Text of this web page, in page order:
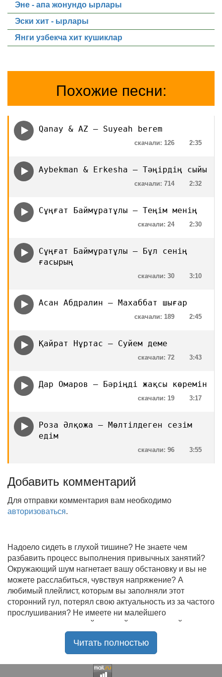
Эне - апа жонундо ырлары
Эски хит - ырлары
Янги узбекча хит кушиклар
Похожие песни:
Qanay & AZ — Suyeah berem
2:35
скачали: 126
Aybekman & Erkesha — Тәңірдің сыйы
2:32
скачали: 714
Сұңғат Баймұратұлы — Теңім менің
2:30
скачали: 24
Сұңғат Баймұратұлы — Бұл сенің
ғасырың
3:10
скачали: 30
Асан Абдралин — Махаббат шығар
2:45
скачали: 189
Қайрат Нұртас — Суйем деме
3:43
скачали: 72
Дар Омаров — Бәріңді жақсы көремін
3:17
скачали: 19
Роза Әлқожа — Мөлтілдеген сезім
едім
3:55
скачали: 96
Добавить комментарий
Для отправки комментария вам необходимо
авторизоваться.
Надоело сидеть в глухой тишине? Не знаете чем
разбавить процесс выполнения привычных занятий?
Окружающий шум нагнетает вашу обстановку и вы не
можете расслабиться, чувствуя напряжение? А
любимый плейлист, которым вы заполняли этот
сторонний гул, потерял свою актуальность из за частого
прослушивания? Не имеете ни малейшего
представления, где найти новый качественный контент
на замену старому? В таком случае вы обратились по
радостью приветствует своих старых и новых
Читать полностью